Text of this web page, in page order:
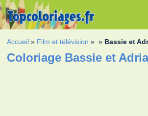
Accueil » Film et télévision » » Bassie et
Coloriage Bassie et